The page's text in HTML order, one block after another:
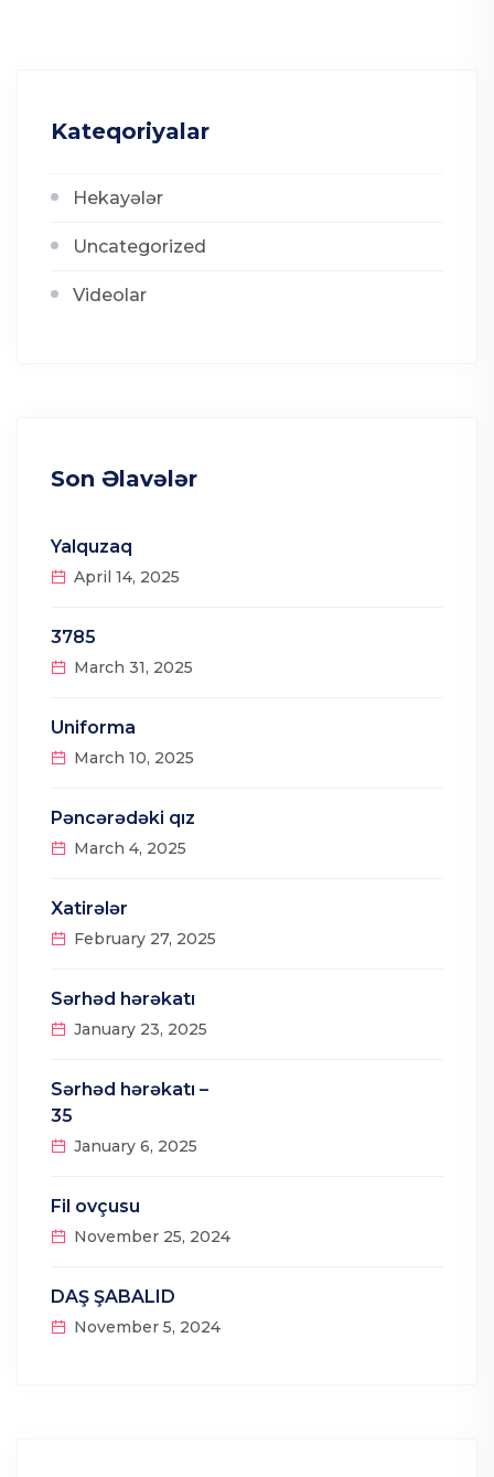
Kateqoriyalar
Hekayələr
Uncategorized
Videolar
Son Əlavələr
Yalquzaq
April 14, 2025
3785
March 31, 2025
Uniforma
March 10, 2025
Pəncərədəki qız
March 4, 2025
Xatirələr
February 27, 2025
Sərhəd hərəkatı
January 23, 2025
Sərhəd hərəkatı –
35
January 6, 2025
Fil ovçusu
November 25, 2024
DAŞ ŞABALID
November 5, 2024